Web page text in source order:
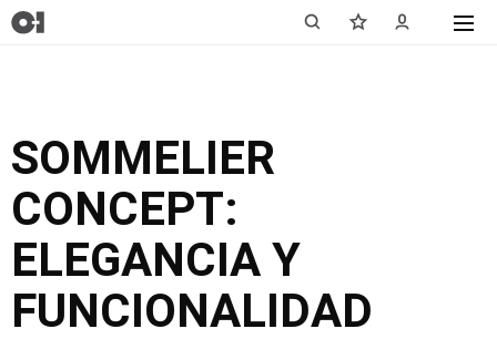
SOMMELIER
CONCEPT:
ELEGANCIA Y
FUNCIONALIDAD